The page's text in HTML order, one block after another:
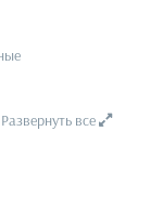
Развернуть все